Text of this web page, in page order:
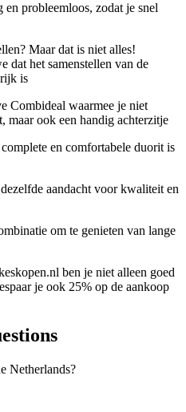
probleemloos, zodat je snel
Maar dat is niet alles!
dat het samenstellen van de
is
Combideal waarmee je niet
maar ook een handig achterzitje
en comfortabele duorit is
aandacht voor kwaliteit en
om te genieten van lange
ben je niet alleen goed
je ook 25% op de aankoop
Netherlands?